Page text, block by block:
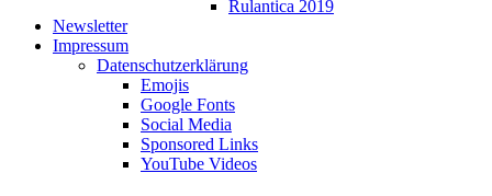
Rulantica 2019
Newsletter
Impressum
Datenschutzerklärung
Emojis
Google Fonts
Social Media
Sponsored Links
YouTube Videos